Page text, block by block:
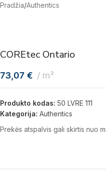
Pradžia/Authentics
COREtec Ontario
73,07 € m²
Produkto kodas: 50 LVRE 111
Kategorija: Authentics
Prekės atspalvis gali skirtis nuo